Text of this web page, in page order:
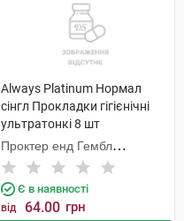
Always Platinum Нормал
сінгл Прокладки гігієнічні
ультратонкі 8 шт
Проктер енд Гембл
Мануфекчурінг
Є в наявності
від 64.00 грн